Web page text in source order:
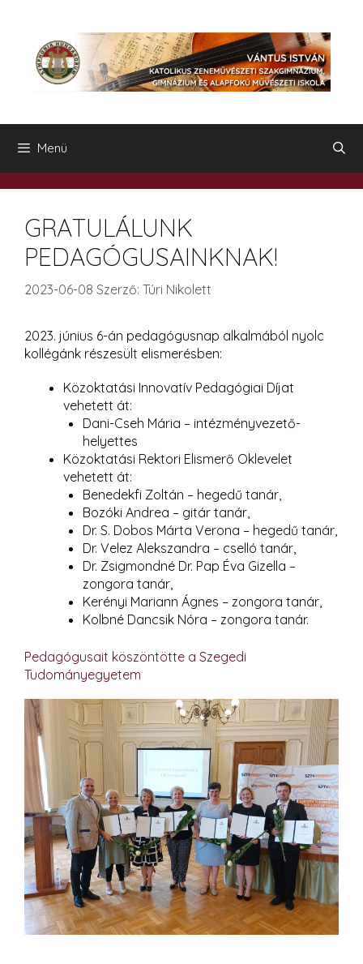
tartalomba
Menü
GRATULÁLUNK
PEDAGÓGUSAINKNAK!
2023-06-08 Szerző: Túri Nikolett
2023. június 6-án pedagógusnap alkalmából nyolc
kollégánk részesült elismerésben:
Közoktatási Innovatív Pedagógiai Díjat
vehetett át:
Dani-Cseh Mária – intézményvezető-
helyettes
Közoktatási Rektori Elismerő Oklevelet
vehetett át:
Benedekfi Zoltán – hegedű tanár,
Bozóki Andrea – gitár tanár,
Dr. S. Dobos Márta Verona – hegedű tanár,
Dr. Velez Alekszandra – cselló tanár,
Dr. Zsigmondné Dr. Pap Éva Gizella –
zongora tanár,
Kerényi Mariann Ágnes – zongora tanár,
Kolbné Dancsik Nóra – zongora tanár.
Pedagógusait köszöntötte a Szegedi
Tudományegyetem